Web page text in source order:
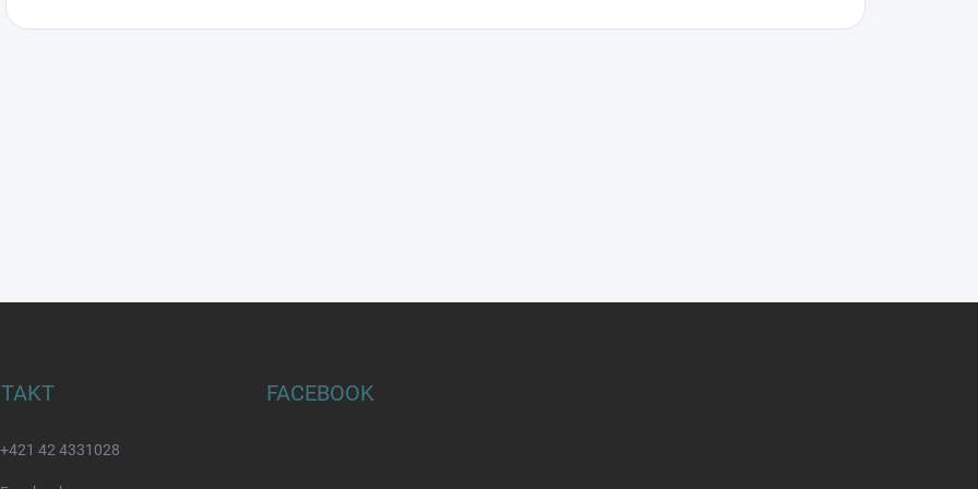
+421 42 4331028
FACEBOOK